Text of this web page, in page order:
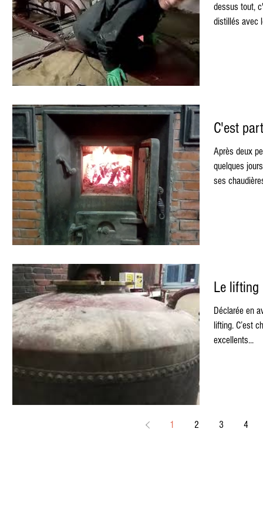
dessus tout,
distillés avec
C'est
Après deux
quelques jours de
ses
Le lifting
Déclarée en
lifting. C’est
excellents...
1 2 3 4